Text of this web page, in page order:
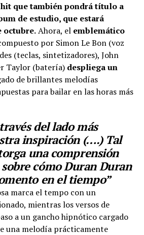
que también pondrá título a
de estudio, que estará
octubre.Ahora, el emblemático
por Simon Le Bon (voz
(teclas, sintetizadores), John
Taylor (batería) despliega un
de brillantes melodías
para bailar en las horas más
del lado más
inspiración (….) Tal
una comprensión
cómo Duran Duran
en el tiempo”
marca el tempo con un
mientras los versos de
a un gancho hipnótico cargado
una melodía prácticamente